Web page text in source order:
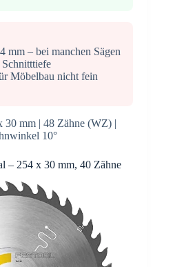
mm – bei manchen Sägen
Möbelbau nicht fein
30 mm | 48 Zähne (WZ) |
10°
– 254 x 30 mm, 40 Zähne